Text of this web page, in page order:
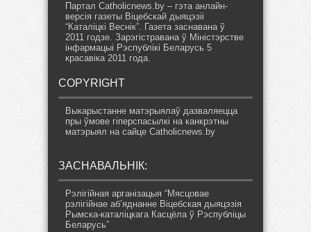
Партал Catholicnews.by – гэта анлайн-
версія газеты Віцебскай дыяцэзіі
“Каталіцкі Веснік”. Газета заснавана ў
2011 годзе. Зарэгістравана ў Міністэрстве
інфармацыі Рэспублікі Беларусь 5
красавіка 2011 года.
COPYRIGHT
Выкарыстанне матэрыялаў дазваляецца
пры ўмове гіперспасылкі на канкрэтны
матэрыял на сайце Catholicnews.by
ЗАСНАВАЛЬНІК:
Рэлігійная арганізацыя “Мясцовае
рэлігійнае аб’яднанне Віцебская дыяцэзія
Рымска-каталіцкага Касцёла ў Рэспубліцы
Беларусь”